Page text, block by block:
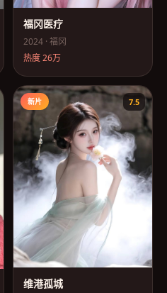
福冈医疗
2024 · 福冈
热度26万
新片 7.5
维港孤城